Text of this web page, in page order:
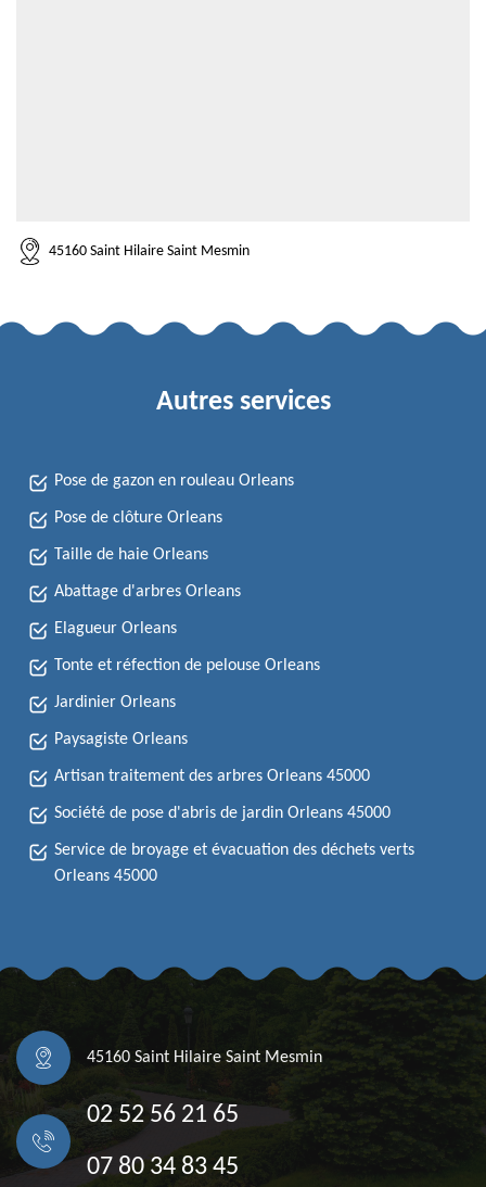
45160 Saint Hilaire Saint Mesmin
Autres services
Pose de gazon en rouleau Orleans
Pose de clôture Orleans
Taille de haie Orleans
Abattage d'arbres Orleans
Elagueur Orleans
Tonte et réfection de pelouse Orleans
Jardinier Orleans
Paysagiste Orleans
Artisan traitement des arbres Orleans 45000
Société de pose d'abris de jardin Orleans 45000
Service de broyage et évacuation des déchets verts
Orleans 45000
45160 Saint Hilaire Saint Mesmin
02 52 56 21 65
07 80 34 83 45